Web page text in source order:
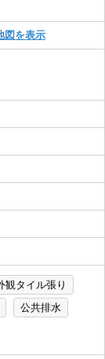
図を表示
観タイル張り
公共排水